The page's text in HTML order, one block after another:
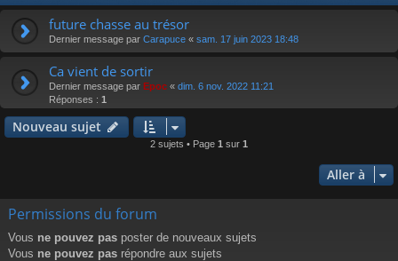
future chasse au trésor
Dernier message par Carapuce « sam. 17 juin 2023 18:48
Ca vient de sortir
Dernier message par Epoc « dim. 6 nov. 2022 11:21
Réponses : 1
Nouveau sujet
2 sujets • Page 1 sur 1
Aller à
Permissions du forum
Vous ne pouvez pas poster de nouveaux sujets
Vous ne pouvez pas répondre aux sujets